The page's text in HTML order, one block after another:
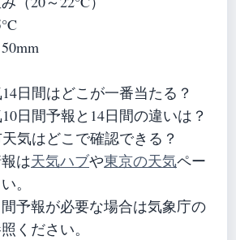
日間はどこが一番当たる？
日間予報と14日間の違いは？
気はどこで確認できる？
は天気ハブや東京の天気ペー
。
予報が必要な場合は気象庁の
ください。